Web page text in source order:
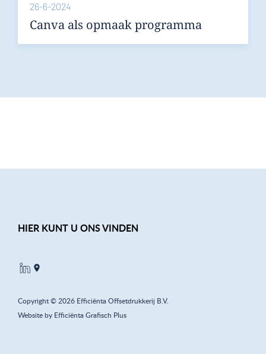
26-6-2024
Canva als opmaak programma
HIER KUNT U ONS VINDEN
Copyright © 2026 Efficiënta Offsetdrukkerij B.V.
Website by Efficiënta Grafisch Plus